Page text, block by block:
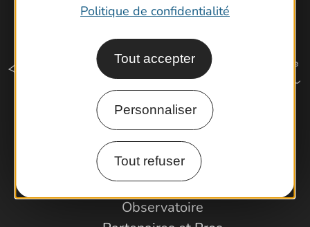
Politique de confidentialité
Tout accepter
Personnaliser
Tout refuser
Comment venir ?
Espace Pro
Observatoire